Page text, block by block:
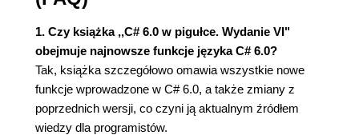
4. Zaawansowane elementy języka C# (139)
Delegaty (139)
Zdarzenia (147)
Wyrażenia lambda (153)
Metody anonimowe (157)
1. Czy książka ,,C# 6.0 w pigułce. Wydanie VI"
obejmuje najnowsze funkcje języka C# 6.0?
Tak, książka szczegółowo omawia wszystkie nowe
funkcje wprowadzone w C# 6.0, a także zmiany z
poprzednich wersji, co czyni ją aktualnym źródłem
wiedzy dla programistów.